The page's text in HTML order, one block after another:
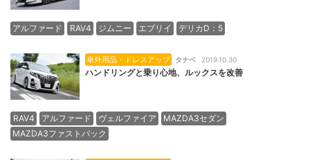
アルファード RAV4 ジムニー エブリイ デリカD：5
車外用品・ドレスアップ タナベ 2019.10.30
ハンドリングと乗り心地、ルックスを改善
RAV4 アルファード ヴェルファイア
MAZDA3セダン
MAZDA3ファストバック